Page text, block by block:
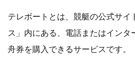
テレボートとは、競艇の公式サイ
ス」内にある、電話またはインタ
舟券を購入できるサービスです。